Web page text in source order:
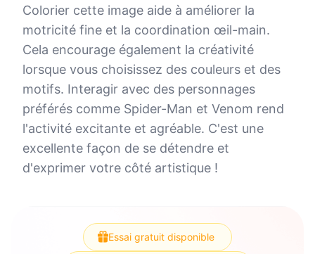
Colorier cette image aide à améliorer la
motricité fine et la coordination œil-main.
Cela encourage également la créativité
lorsque vous choisissez des couleurs et des
motifs. Interagir avec des personnages
préférés comme Spider-Man et Venom rend
l'activité excitante et agréable. C'est une
excellente façon de se détendre et
d'exprimer votre côté artistique !
Essai gratuit disponible